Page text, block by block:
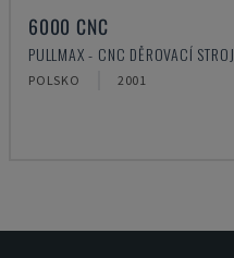
6000 CNC
PULLMAX - CNC DĚROVACÍ STROJ
POLSKO 2001